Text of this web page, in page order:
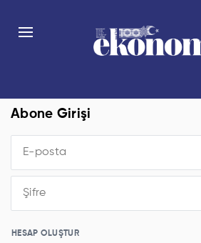
Abone Girişi
HESAP OLUŞTUR